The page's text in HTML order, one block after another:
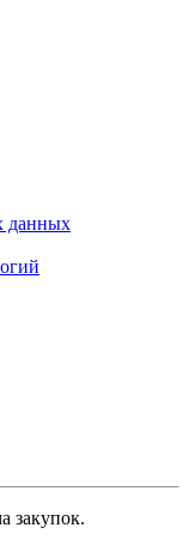
данных
закупок.